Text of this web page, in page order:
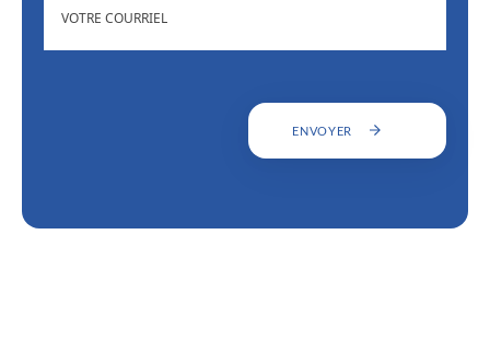
COURRIEL(NÉCESSAIRE)
ENVOYER